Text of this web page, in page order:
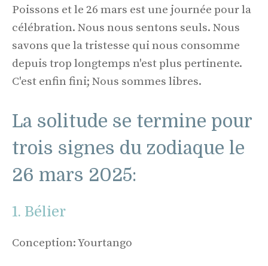
Poissons et le 26 mars est une journée pour la
célébration. Nous nous sentons seuls. Nous
savons que la tristesse qui nous consomme
depuis trop longtemps n'est plus pertinente.
C'est enfin fini; Nous sommes libres.
La solitude se termine pour
trois signes du zodiaque le
26 mars 2025:
1. Bélier
Conception: Yourtango